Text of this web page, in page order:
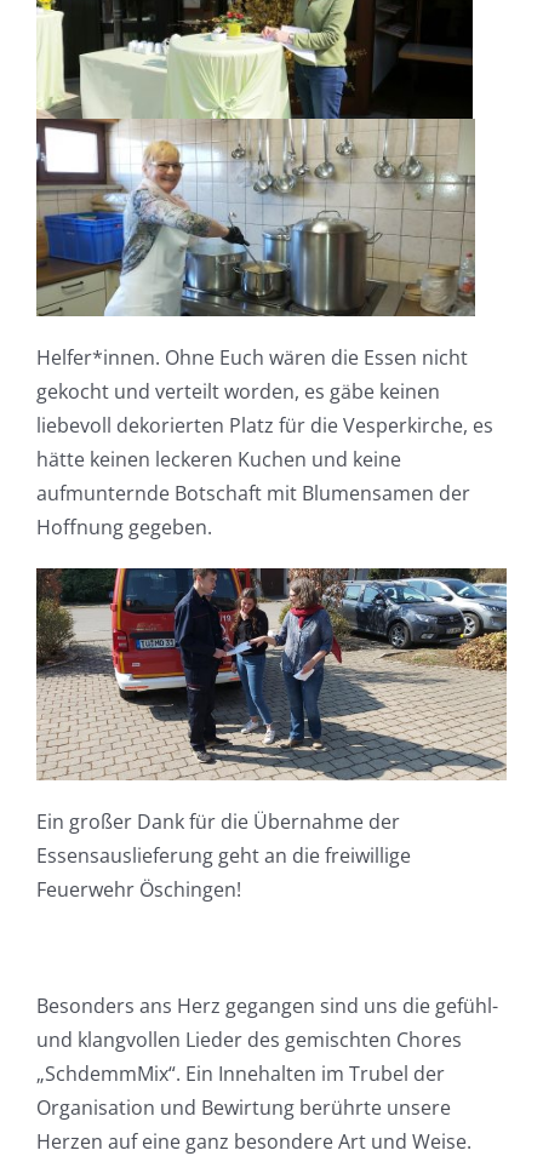
Helfer*innen. Ohne Euch wären die Essen nicht
gekocht und verteilt worden, es gäbe keinen
liebevoll dekorierten Platz für die Vesperkirche, es
hätte keinen leckeren Kuchen und keine
aufmunternde Botschaft mit Blumensamen der
Hoffnung gegeben.
Ein großer Dank für die Übernahme der
Essensauslieferung geht an die freiwillige
Feuerwehr Öschingen!
Besonders ans Herz gegangen sind uns die gefühl-
und klangvollen Lieder des gemischten Chores
„SchdemmMix“. Ein Innehalten im Trubel der
Organisation und Bewirtung berührte unsere
Herzen auf eine ganz besondere Art und Weise.